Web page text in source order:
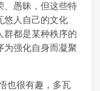
、愚昧，但这些特
悠人自己的文化
群都是某种秩序的
为强化自身而凝聚
也很有趣，多瓦